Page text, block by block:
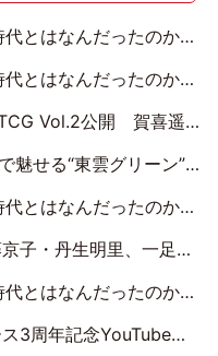
りのキョンシーメイクをしたら、場を完全に引かせてしまって。時代が変わったんだなって」
、中3で辞めるというのを信じてなくて。そう言われてはいたけど、嘘でしょって」
＆田村真佑が『京まふ』ステージに登壇
る“東雲グリーン”の正体
「東京からオファーが来たのと、梨の皮剥きとどっちが大事なんだって」
里、一足お先に展覧会を見学
もパンツは投げないですからね。でも、特に話題になった記憶もないです（笑）」
記念YouTube特番決定